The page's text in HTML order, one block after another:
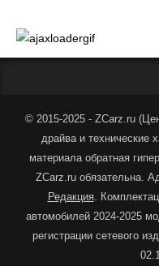
© 2015-2025 - ZCarz.ru (
драйва и технические
материала обратная
ZCarz.ru обязательна.
Редакция.
автомобилей 2024-2025
регистрации сетевого